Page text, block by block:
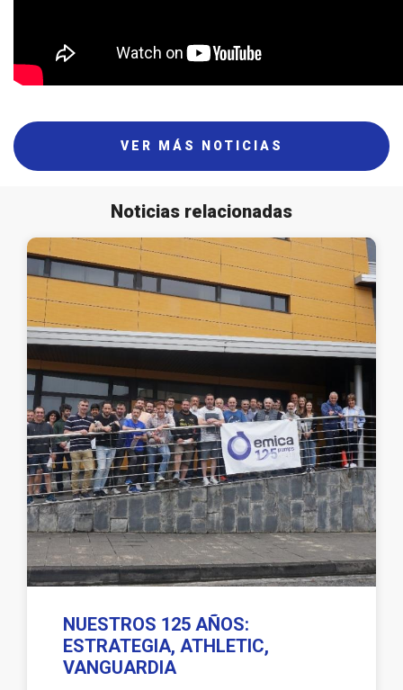
VER MÁS NOTICIAS
Noticias relacionadas
NUESTROS 125 AÑOS:
ESTRATEGIA, ATHLETIC,
VANGUARDIA